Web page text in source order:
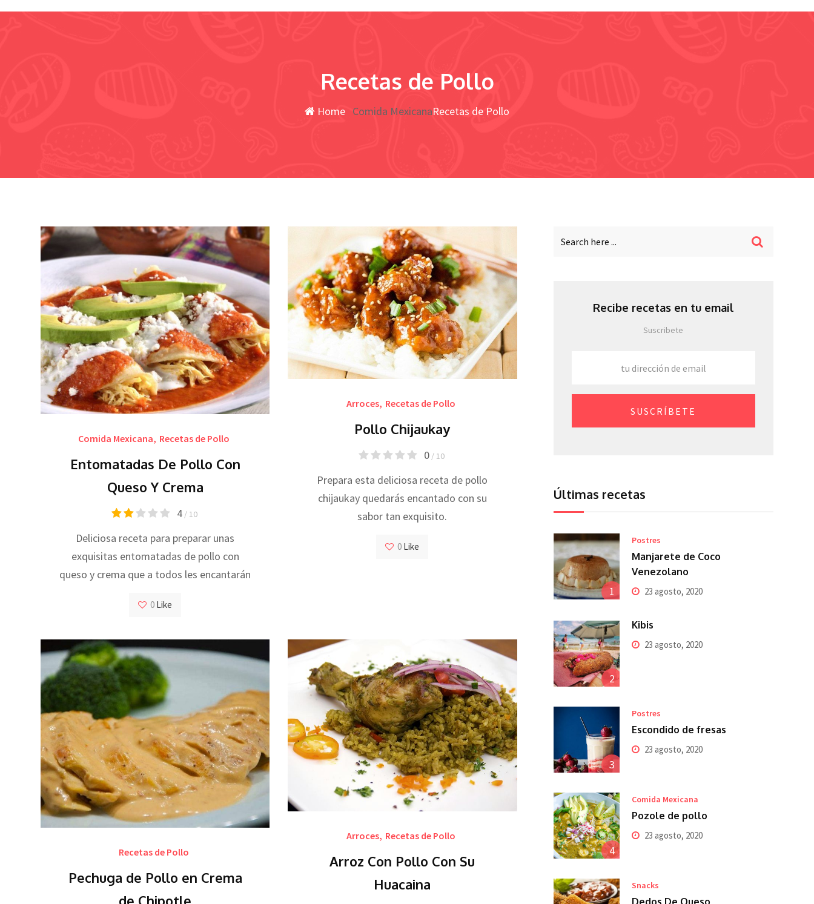
Recetas de Pollo
Home Comida MexicanaRecetas de Pollo
Comida Mexicana, Recetas de Pollo
Entomatadas De Pollo Con
Queso Y Crema
4/ 10
Deliciosa receta para preparar unas
exquisitas entomatadas de pollo con
queso y crema que a todos les encantarán
0 Like
Arroces, Recetas de Pollo
Pollo Chijaukay
0/ 10
Prepara esta deliciosa receta de pollo
chijaukay quedarás encantado con su
sabor tan exquisito.
0 Like
Recetas de Pollo
Pechuga de Pollo en Crema
de Chipotle
Arroces, Recetas de Pollo
Arroz Con Pollo Con Su
Huacaina
Recibe recetas en tu email
Suscribete
SUSCRÍBETE
Últimas recetas
1
Postres
Manjarete de Coco
Venezolano
23 agosto, 2020
2
Kibis
23 agosto, 2020
3
Postres
Escondido de fresas
23 agosto, 2020
4
Comida Mexicana
Pozole de pollo
23 agosto, 2020
Snacks
Dedos De Queso